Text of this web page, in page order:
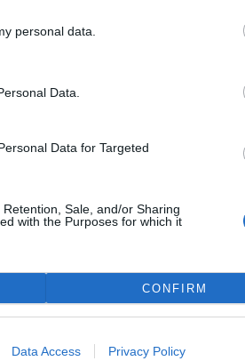
personal data.
Data.
Data for Targeted
Sale, and/or Sharing
with the Purposes for which it
CONFIRM
Data Access Privacy Policy